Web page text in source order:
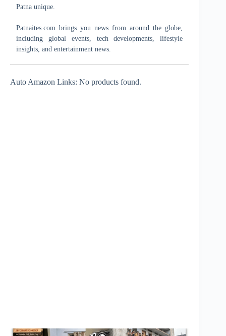
Patna unique.
Patnaites.com brings you news from around the globe,
including global events, tech developments, lifestyle
insights, and entertainment news.
Auto Amazon Links: No products found.